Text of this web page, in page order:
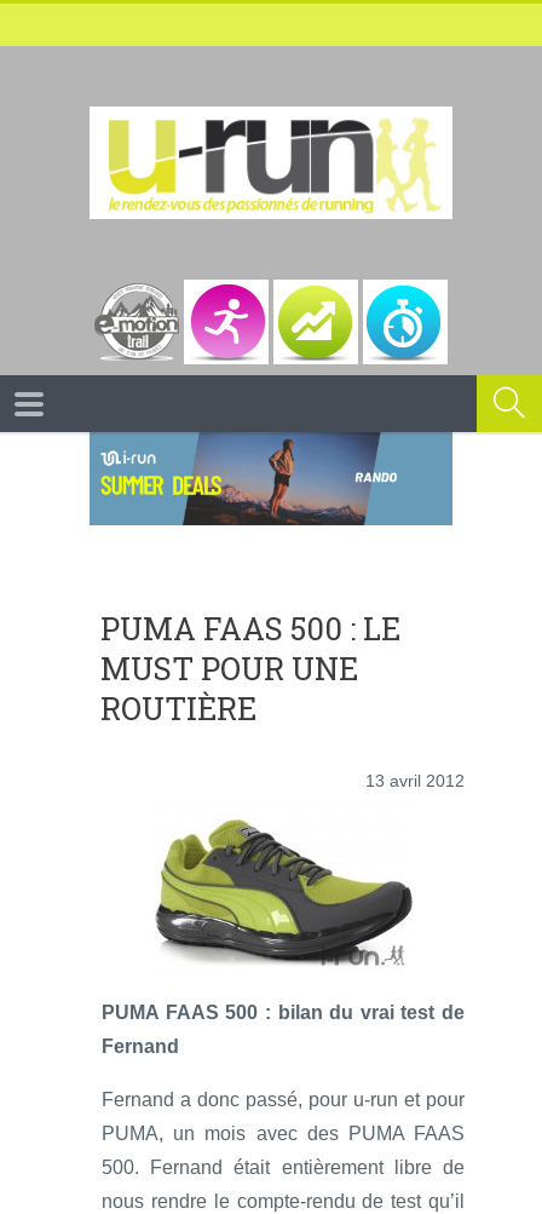
PUMA FAAS 500 : LE
MUST POUR UNE
ROUTIÈRE
13 avril 2012
PUMA FAAS 500 : bilan du vrai test de
Fernand
Fernand a donc passé, pour u-run et pour
PUMA, un mois avec des PUMA FAAS
500. Fernand était entièrement libre de
nous rendre le compte-rendu de test qu’il